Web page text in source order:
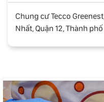
Chung cư Tecco
Nhất, Quận 12, Thành